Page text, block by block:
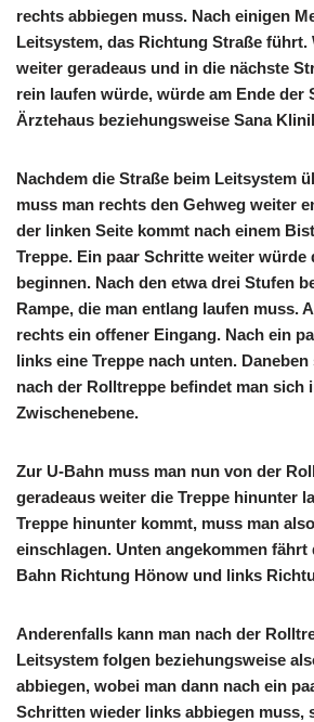
rechts abbiegen muss. Nach einigen
Leitsystem, das Richtung Straße führt.
weiter geradeaus und in die nächste
rein laufen würde, würde am Ende der
Ärztehaus beziehungsweise Sana
Nachdem die Straße beim Leitsystem
muss man rechts den Gehweg weiter
der linken Seite kommt nach einem
Treppe. Ein paar Schritte weiter würde
beginnen. Nach den etwa drei Stufen
Rampe, die man entlang laufen muss.
rechts ein offener Eingang. Nach ein
links eine Treppe nach unten.
nach der Rolltreppe befindet man sich
Zwischenebene.
Zur U-Bahn muss man nun von der
geradeaus weiter die Treppe hinunter
Treppe hinunter kommt, muss man
einschlagen. Unten angekommen fährt
Bahn Richtung Hönow und links
Anderenfalls kann man nach der
Leitsystem folgen beziehungsweise
abbiegen, wobei man dann nach ein
Schritten wieder links abbiegen muss,